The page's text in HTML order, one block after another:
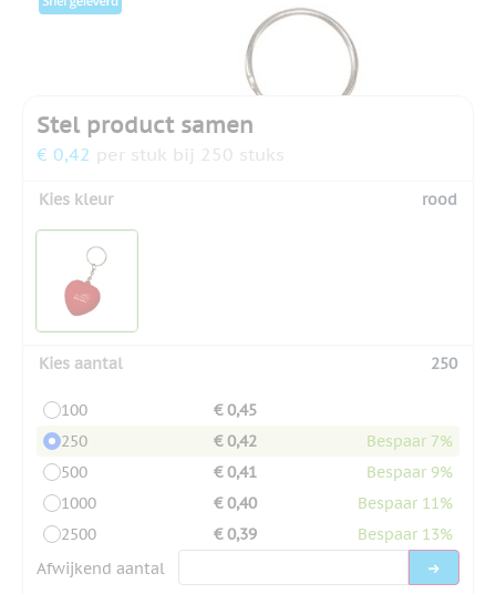
Stel product samen
€ 0,42 per stuk bij 250 stuks
Kies kleur rood
Kies aantal 250
100
€ 0,45
250
€ 0,42
Bespaar 7%
500
€ 0,41
Bespaar 9%
1000
€ 0,40
Bespaar 11%
2500
€ 0,39
Bespaar 13%
Afwijkend aantal